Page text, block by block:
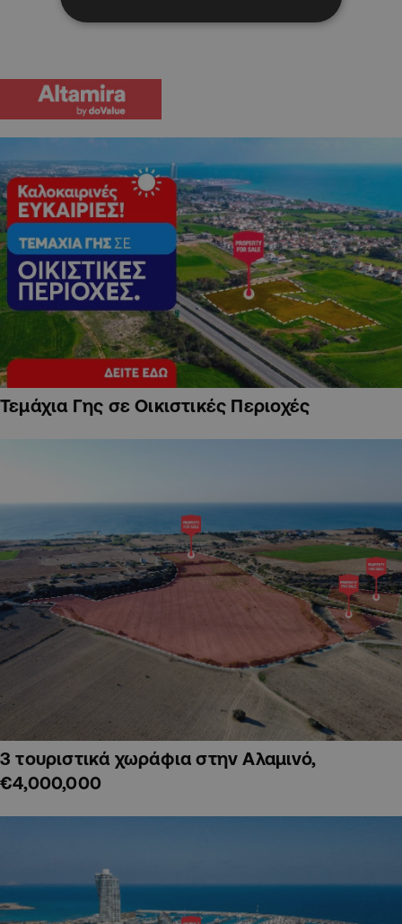
Τεμάχια Γης σε Οικιστικές Περιοχές
3 τουριστικά χωράφια στην Αλαμινό,
€4,000,000